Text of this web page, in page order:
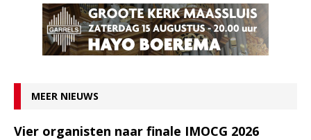
MEER NIEUWS
Vier organisten naar finale IMOCG 2026